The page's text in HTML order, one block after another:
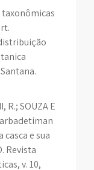
taxonômicas
R.; SOUZA E
e sua
Revista
v. 10,